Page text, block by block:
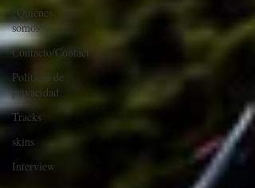
¿Quiénes
somos?
Contacto/Contact
Políticas de
privacidad
Tracks
skins
Interview